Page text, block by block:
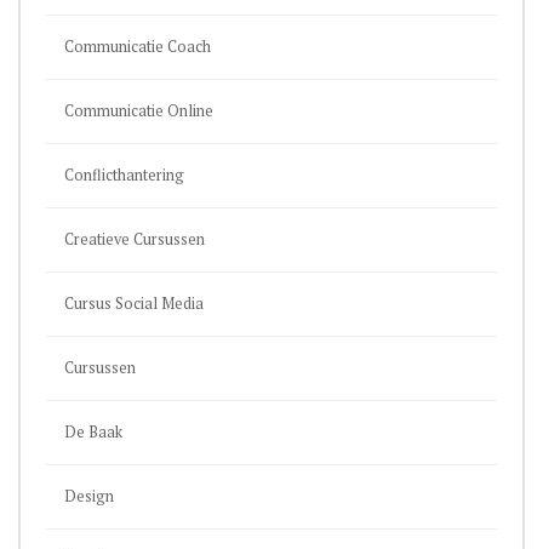
Communicatie Coach
Communicatie Online
Conflicthantering
Creatieve Cursussen
Cursus Social Media
Cursussen
De Baak
Design